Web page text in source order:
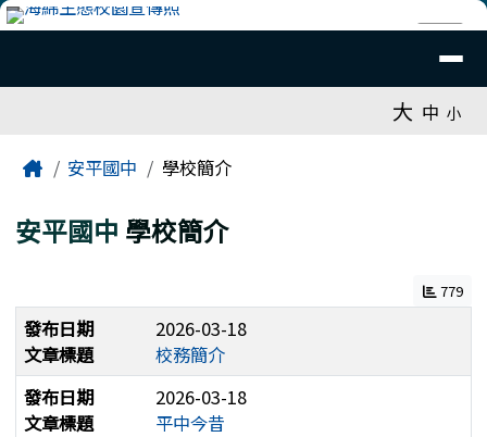
跳至主內容區
臺南市安平國中全球資訊網
大 中 小
主內容區域
Home安平國中 學校簡介
安平國中 學校簡介
779
發布日期
2026-03-18
文章標題
校務簡介
發布日期
2026-03-18
文章標題
平中今昔
頁尾區域